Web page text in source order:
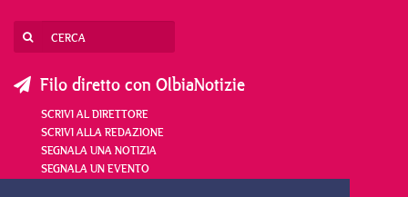
Filo diretto con OlbiaNotizie
SCRIVI AL DIRETTORE
SCRIVI ALLA REDAZIONE
SEGNALA UNA NOTIZIA
SEGNALA UN EVENTO